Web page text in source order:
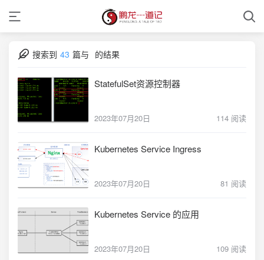
搜索到 43 篇与 的结果
StatefulSet资源控制器
2023年07月20日 114 阅读
Kubernetes Service Ingress
2023年07月20日 81 阅读
Kubernetes Service 的应用
2023年07月20日 109 阅读